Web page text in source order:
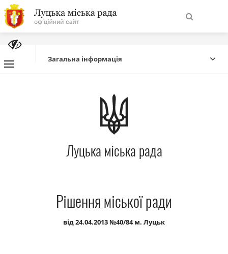
На
головну
Про місто
Міська влада
Міська рада
Публічна інформація
Загальна інформація
Луцька міська рада
Рішення міської ради
від 24.04.2013 №40/84 м. Луцьк